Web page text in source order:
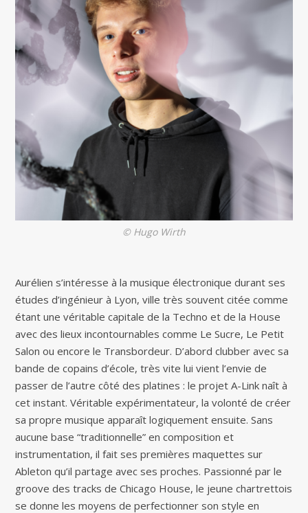
© Hugo Wirth
Aurélien s’intéresse à la musique électronique durant ses
études d’ingénieur à Lyon, ville très souvent citée comme
étant une véritable capitale de la Techno et de la House
avec des lieux incontournables comme Le Sucre, Le Petit
Salon ou encore le Transbordeur. D’abord clubber avec sa
bande de copains d’école, très vite lui vient l’envie de
passer de l’autre côté des platines : le projet A-Link naît à
cet instant. Véritable expérimentateur, la volonté de créer
sa propre musique apparaît logiquement ensuite. Sans
aucune base “traditionnelle” en composition et
instrumentation, il fait ses premières maquettes sur
Ableton qu’il partage avec ses proches. Passionné par le
groove des tracks de Chicago House, le jeune chartrettois
se donne les moyens de perfectionner son style en